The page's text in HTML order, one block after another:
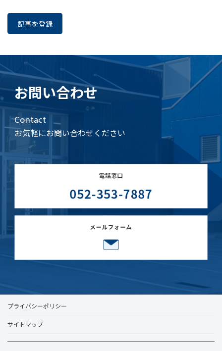
記事を登録
お問い合わせ
Contact
お気軽にお問い合わせください
プライバシーポリシー
サイトマップ